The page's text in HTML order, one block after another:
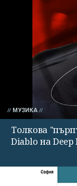
МУЗИКА
Толкова
Diablo на Deep